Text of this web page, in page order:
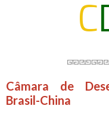
C
Câmara de
Brasil-China